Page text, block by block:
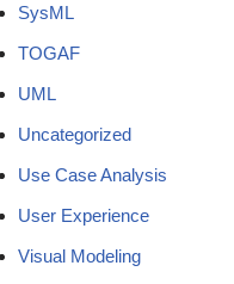
SysML
TOGAF
UML
Uncategorized
Use Case Analysis
User Experience
Visual Modeling